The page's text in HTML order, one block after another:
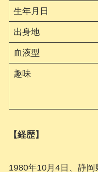
生年月日
出身地
血液型
趣味
【経歴】
1980年10月4日、静岡